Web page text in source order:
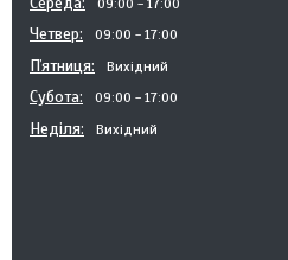
Четвер 09:00 17:00
Пʼятниця Вихідний
Субота 09:00 17:00
Неділя Вихідний